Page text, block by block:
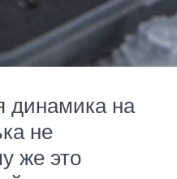
динамика на
не
же это